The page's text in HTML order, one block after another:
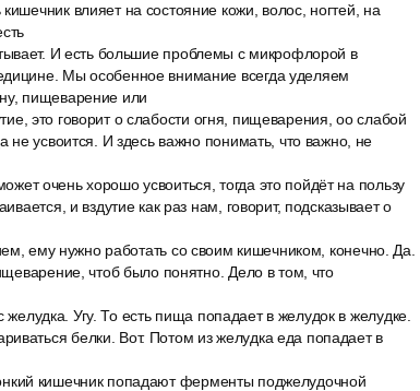
влияет на состояние кожи, волос, ногтей, на
И есть большие проблемы с микрофлорой в
Мы особенное внимание всегда уделяем
пищеварение или
это говорит о слабости огня, пищеварения, оо слабой
не усвоится. И здесь важно понимать, что важно, не
очень хорошо усвоиться, тогда это пойдёт на пользу
и вздутие как раз нам, говорит, подсказывает о
ему нужно работать со своим кишечником, конечно. Да.
чтоб было понятно. Дело в том, что
Угу. То есть пища попадает в желудок в желудке.
белки. Вот. Потом из желудка еда попадает в
кишечник попадают ферменты поджелудочной